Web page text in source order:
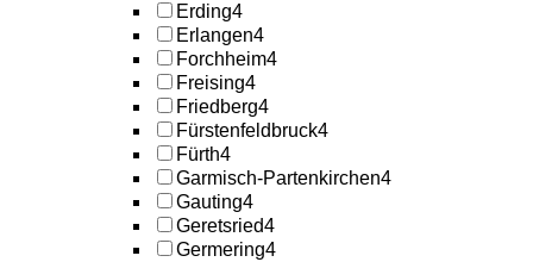
Erding4
Erlangen4
Forchheim4
Freising4
Friedberg4
Fürstenfeldbruck4
Fürth4
Garmisch-Partenkirchen4
Gauting4
Geretsried4
Germering4